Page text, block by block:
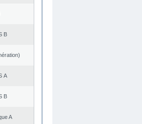
Β
Α
Β
A